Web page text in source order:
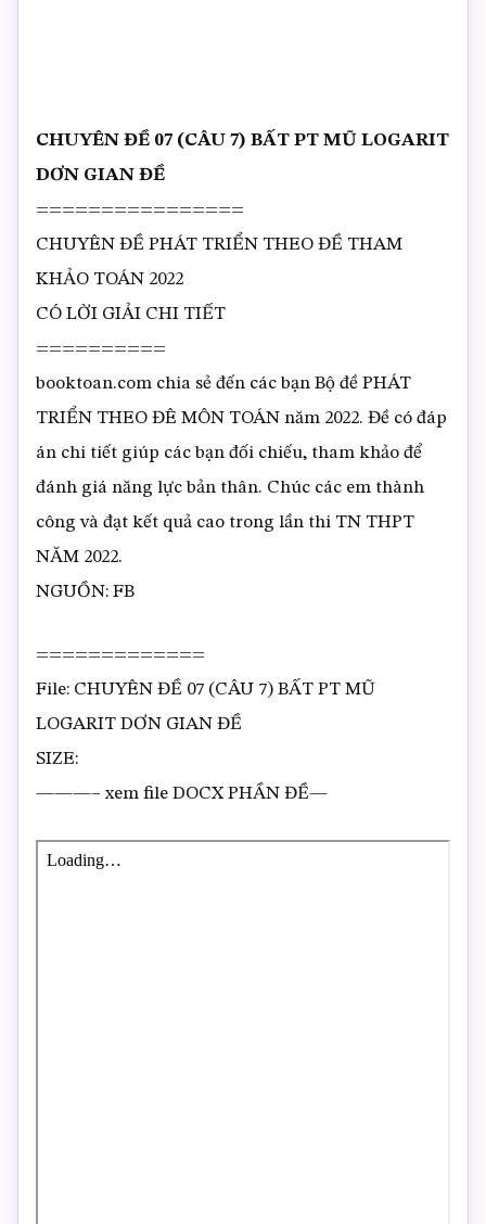
CHUYÊN ĐỀ 07 (CÂU 7) BẤT PT MŨ LOGARIT
DƠN GIAN ĐỀ
================
CHUYÊN ĐỀ PHÁT TRIỂN THEO ĐỀ THAM
KHẢO TOÁN 2022
CÓ LỜI GIẢI CHI TIẾT
==========
booktoan.com chia sẻ đến các bạn Bộ đề PHÁT
TRIỂN THEO ĐÊ MÔN TOÁN năm 2022. Đề có đáp
án chi tiết giúp các bạn đối chiếu, tham khảo để
đánh giá năng lực bản thân. Chúc các em thành
công và đạt kết quả cao trong lần thi TN THPT
NĂM 2022.
NGUỒN: FB
=============
File: CHUYÊN ĐỀ 07 (CÂU 7) BẤT PT MŨ
LOGARIT DƠN GIAN ĐỀ
SIZE:
———– xem file DOCX PHẦN ĐỀ—